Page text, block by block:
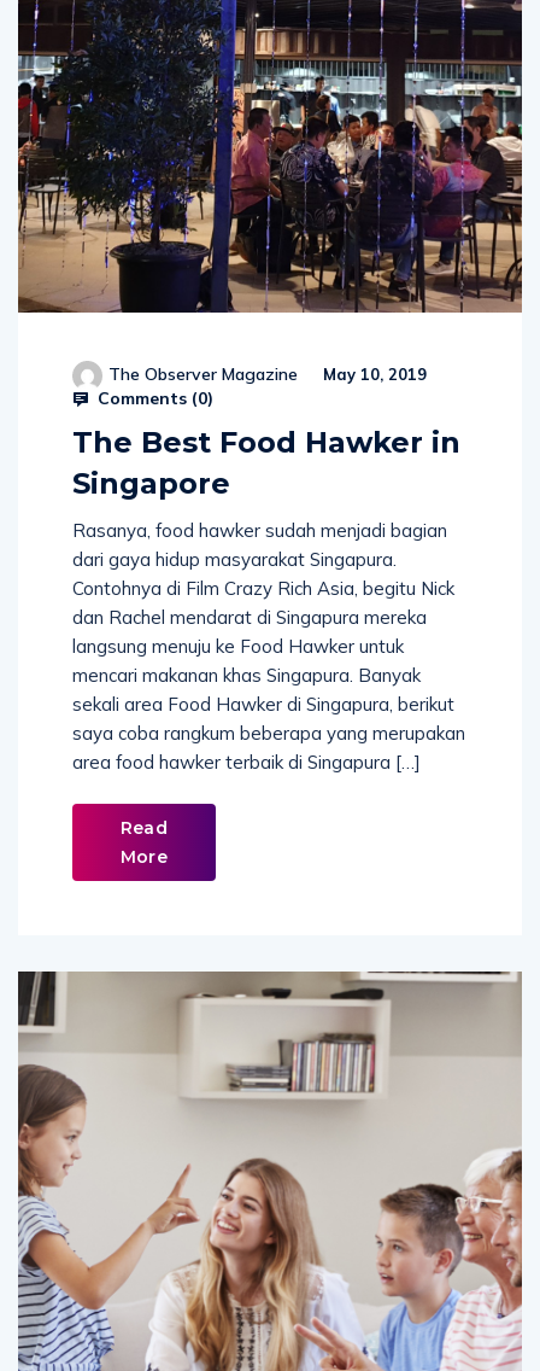
The Observer Magazine May 10, 2019
Comments (0)
The Best Food Hawker in
Singapore
Rasanya, food hawker sudah menjadi bagian
dari gaya hidup masyarakat Singapura.
Contohnya di Film Crazy Rich Asia, begitu Nick
dan Rachel mendarat di Singapura mereka
langsung menuju ke Food Hawker untuk
mencari makanan khas Singapura. Banyak
sekali area Food Hawker di Singapura, berikut
saya coba rangkum beberapa yang merupakan
area food hawker terbaik di Singapura […]
Read
More